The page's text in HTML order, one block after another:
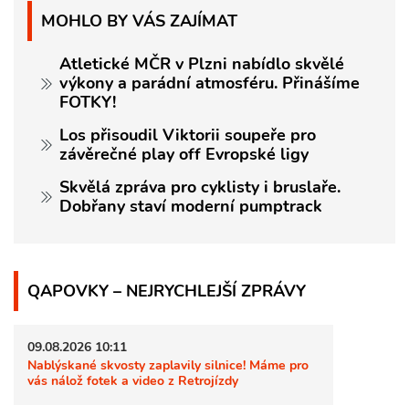
MOHLO BY VÁS ZAJÍMAT
Atletické MČR v Plzni nabídlo skvělé
výkony a parádní atmosféru. Přinášíme
FOTKY!
Los přisoudil Viktorii soupeře pro
závěrečné play off Evropské ligy
Skvělá zpráva pro cyklisty i bruslaře.
Dobřany staví moderní pumptrack
QAPOVKY – NEJRYCHLEJŠÍ ZPRÁVY
09.08.2026 10:11
Nablýskané skvosty zaplavily silnice! Máme pro
vás nálož fotek a video z Retrojízdy